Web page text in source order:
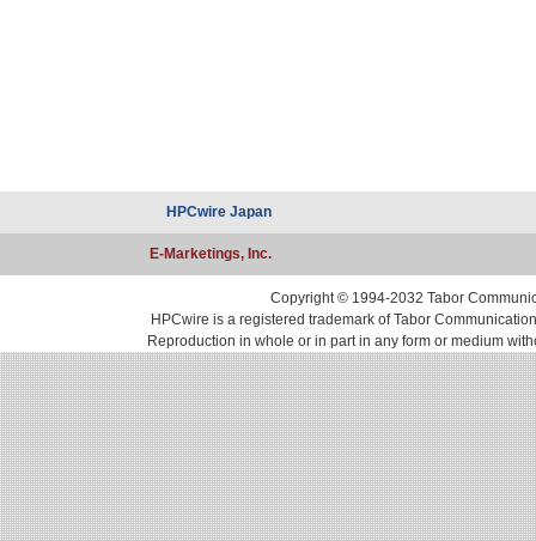
HPCwire Japan
E-Marketings, Inc.
Copyright © 1994-2032 Tabor
HPCwire is a registered trademark of Tabor
Reproduction in whole or in part in any form or medium